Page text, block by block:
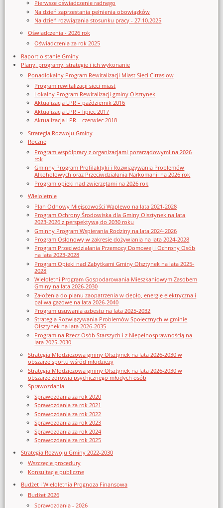
Pierwsze oświadczenie radnego
Na dzień zaprzestania pełnienia obowiązków
Na dzień rozwiązania stosunku pracy - 27.10.2025
Oświadczenia - 2026 rok
Oświadczenia za rok 2025
Raport o stanie Gminy
Plany, programy, strategie i ich wykonanie
Ponadlokalny Program Rewitalizacji Miast Sieci Cittaslow
Program rewitalizacji sieci miast
Lokalny Program Rewitalizacji gminy Olsztynek
Aktualizacja LPR – październik 2016
Aktualizacja LPR – lipiec 2017
Aktualizacja LPR – czerwiec 2018
Strategia Rozwoju Gminy
Roczne
Program współpracy z organizacjami pozarządowymi na 2026
rok
Gminny Program Profilaktyki i Rozwiązywania Problemów
Alkoholowych oraz Przeciwdziałania Narkomanii na 2026 rok
Program opieki nad zwierzętami na 2026 rok
Wieloletnie
Plan Odnowy Miejscowości Waplewo na lata 2021-2028
Program Ochrony Środowiska dla Gminy Olsztynek na lata
2023-2026 z perspektywą do 2030 roku
Gminny Program Wspierania Rodziny na lata 2024-2026
Program Osłonowy w zakresie dożywiania na lata 2024-2028
Program Przeciwdziałania Przemocy Domowej i Ochrony Osób
na lata 2023-2028
Program Opieki nad Zabytkami Gminy Olsztynek na lata 2025-
2028
Wieloletni Program Gospodarowania Mieszkaniowym Zasobem
Gminy na lata 2026-2030
Założenia do planu zaopatrzenia w ciepło, energię elektryczna i
paliwa gazowe na lata 2026-2040
Program usuwania azbestu na lata 2025-2032
Strategia Rozwiązywania Problemów Społecznych w gminie
Olsztynek na lata 2026-2035
Program na Rzecz Osób Starszych i z Niepełnosprawnością na
lata 2025-2030
Strategia Młodzieżowa gminy Olsztynek na lata 2026-2030 w
obszarze sportu wśród młodzieży
Strategia Młodzieżowa gminy Olsztynek na lata 2026-2030 w
obszarze zdrowia psychicznego młodych osób
Sprawozdania
Sprawozdania za rok 2020
Sprawozdania za rok 2021
Sprawozdania za rok 2022
Sprawozdania za rok 2023
Sprawozdania za rok 2024
Sprawozdania za rok 2025
Strategia Rozwoju Gminy 2022-2030
Wszczęcie procedury
Konsultacje publiczne
Budżet i Wieloletnia Prognoza Finansowa
Budżet 2026
Sprawozdania - 2026